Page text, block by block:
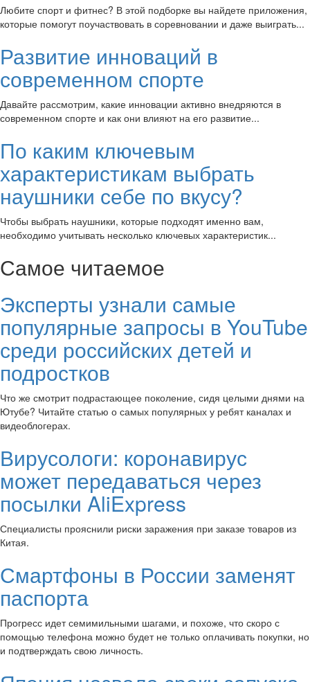
Любите спорт и фитнес? В этой подборке вы найдете приложения,
которые помогут поучаствовать в соревновании и даже выиграть...
Развитие инноваций в
современном спорте
Давайте рассмотрим, какие инновации активно внедряются в
современном спорте и как они влияют на его развитие...
По каким ключевым
характеристикам выбрать
наушники себе по вкусу?
Чтобы выбрать наушники, которые подходят именно вам,
необходимо учитывать несколько ключевых характеристик...
Самое читаемое
Эксперты узнали самые
популярные запросы в YouTube
среди российских детей и
подростков
Что же смотрит подрастающее поколение, сидя целыми днями на
Ютубе? Читайте статью о самых популярных у ребят каналах и
видеоблогерах.
Вирусологи: коронавирус
может передаваться через
посылки AliExpress
Специалисты прояснили риски заражения при заказе товаров из
Китая.
Смартфоны в России заменят
паспорта
Прогресс идет семимильными шагами, и похоже, что скоро с
помощью телефона можно будет не только оплачивать покупки, но
и подтверждать свою личность.